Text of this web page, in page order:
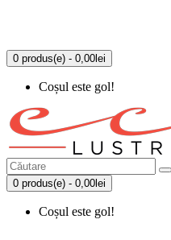
0 produs(e) - 0,00lei
Coșul este gol!
0 produs(e) - 0,00lei
Coșul este gol!